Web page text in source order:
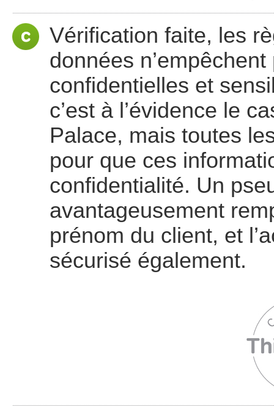
Vérification faite, les
données
confidentielles et
c’est à l’évidence le
Palace, mais toutes
pour que ces
confidentialité. Un
avantageusement
prénom du client, et
sécurisé également.